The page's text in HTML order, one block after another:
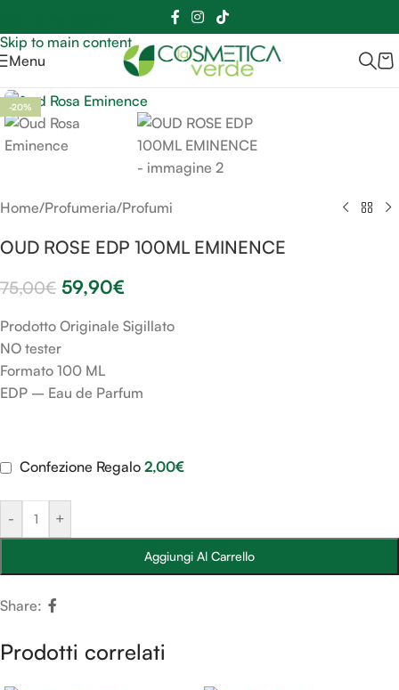
Skip to main content
Sei hai domande contattaci 📲3341056025 - 3886572748
Menu
-20%
Clicca per ingrandire
Home/Profumeria/Profumi
OUD ROSE EDP 100ML EMINENCE
75,00€ 59,90€
Prodotto Originale Sigillato
NO tester
Formato 100 ML
EDP – Eau de Parfum
- +
Aggiungi Al Carrello
Confezione Regalo 2,00€
Share:
Prodotti correlati